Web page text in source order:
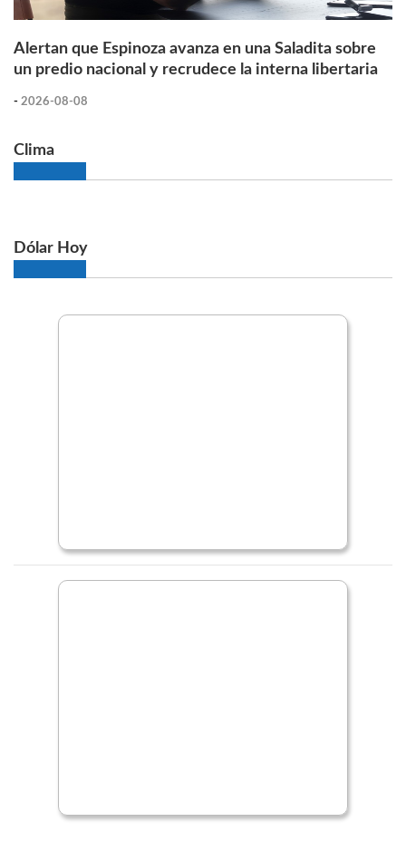
Alertan que Espinoza avanza en una Saladita sobre
un predio nacional y recrudece la interna libertaria
- 2026-08-08
Clima
Dólar Hoy